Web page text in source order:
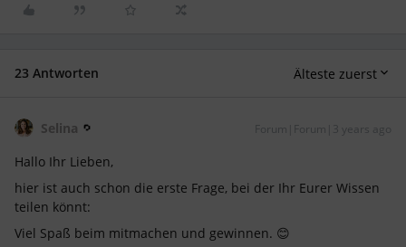
23 Antworten Älteste zuerst
Selina Forum|Forum|3 years ago
Hallo Ihr Lieben,
hier ist auch schon die erste Frage, bei der Ihr Eurer Wissen
teilen könnt:
Viel Spaß beim mitmachen und gewinnen. 😊